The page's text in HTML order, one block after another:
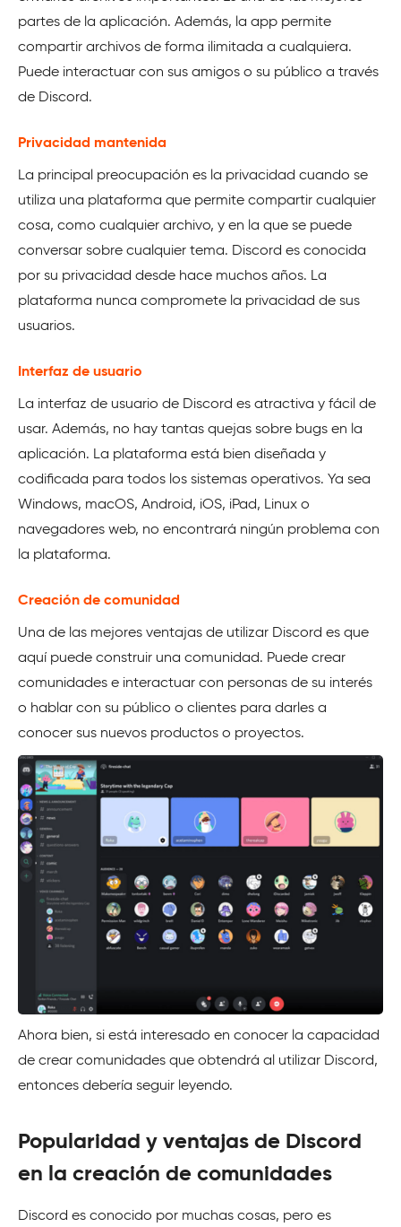
partes de la aplicación. Además, la app permite
compartir archivos de forma ilimitada a cualquiera.
Puede interactuar con sus amigos o su público a través
de Discord.
Privacidad mantenida
La principal preocupación es la privacidad cuando se
utiliza una plataforma que permite compartir cualquier
cosa, como cualquier archivo, y en la que se puede
conversar sobre cualquier tema. Discord es conocida
por su privacidad desde hace muchos años. La
plataforma nunca compromete la privacidad de sus
usuarios.
Interfaz de usuario
La interfaz de usuario de Discord es atractiva y fácil de
usar. Además, no hay tantas quejas sobre bugs en la
aplicación. La plataforma está bien diseñada y
codificada para todos los sistemas operativos. Ya sea
Windows, macOS, Android, iOS, iPad, Linux o
navegadores web, no encontrará ningún problema con
la plataforma.
Creación de comunidad
Una de las mejores ventajas de utilizar Discord es que
aquí puede construir una comunidad. Puede crear
comunidades e interactuar con personas de su interés
o hablar con su público o clientes para darles a
conocer sus nuevos productos o proyectos.
Ahora bien, si está interesado en conocer la capacidad
de crear comunidades que obtendrá al utilizar Discord,
entonces debería seguir leyendo.
Popularidad y ventajas de Discord
en la creación de comunidades
Discord es conocido por muchas cosas, pero es